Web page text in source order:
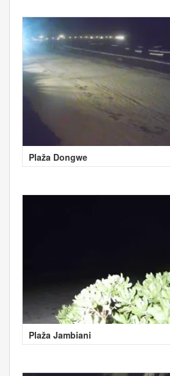
Plaža Dongwe
Plaža Jambiani